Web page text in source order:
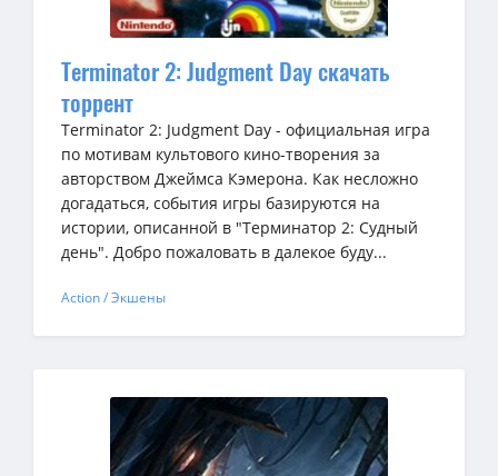
Terminator 2: Judgment Day скачать
торрент
Terminator 2: Judgment Day - официальная игра
по мотивам культового кино-творения за
авторством Джеймса Кэмерона. Как несложно
догадаться, события игры базируются на
истории, описанной в "Терминатор 2: Судный
день". Добро пожаловать в далекое буду...
Action / Экшены